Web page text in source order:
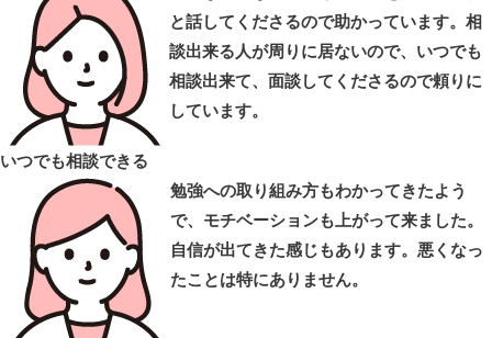
いつでも相談できる
と話してくださるので助かっています。相
談出来る人が周りに居ないので、いつでも
相談出来て、面談してくださるので頼りに
しています。
勉強への取り組み方もわかってきたよう
で、モチベーションも上がって来ました。
自信が出てきた感じもあります。悪くなっ
たことは特にありません。